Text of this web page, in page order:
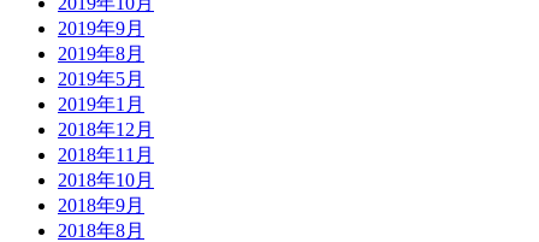
2019年9月
2019年8月
2019年5月
2019年1月
2018年12月
2018年11月
2018年10月
2018年9月
2018年8月